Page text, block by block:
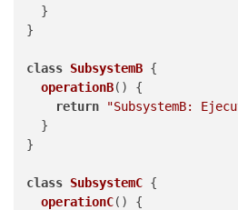
  }
}
class SubsystemB {
operationB( ) {
return
"SubsystemB:
  }
}
class SubsystemC {
operationC( ) {